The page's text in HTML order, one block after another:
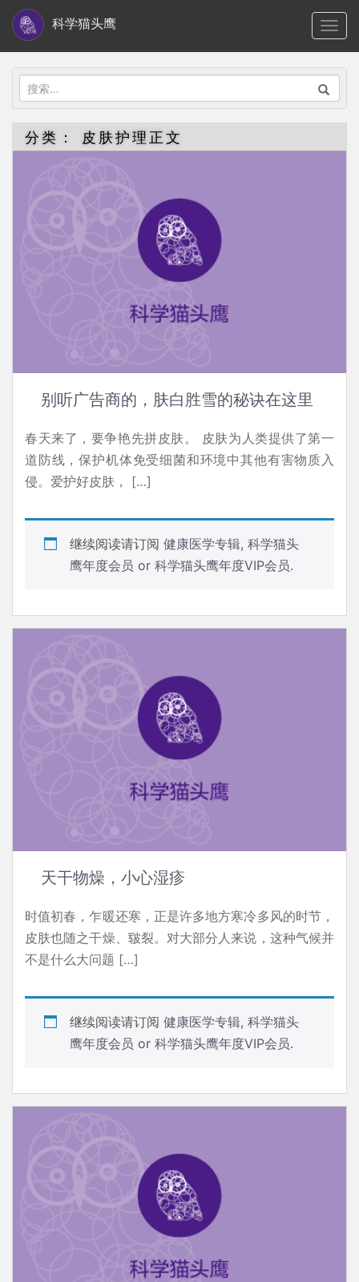
i
科学猫头鹰
搜
索：
分类： 皮肤护理正文
别听广告商的，肤白胜雪的秘诀在这里
春天来了，要争艳先拼皮肤。 皮肤为人类提供了第一
道防线，保护机体免受细菌和环境中其他有害物质入
侵。爱护好皮肤， […]
继续阅读请订阅 健康医学专辑, 科学猫头
鹰年度会员 or 科学猫头鹰年度VIP会员.
天干物燥，小心湿疹
时值初春，乍暖还寒，正是许多地方寒冷多风的时节，
皮肤也随之干燥、皲裂。对大部分人来说，这种气候并
不是什么大问题 […]
继续阅读请订阅 健康医学专辑, 科学猫头
鹰年度会员 or 科学猫头鹰年度VIP会员.